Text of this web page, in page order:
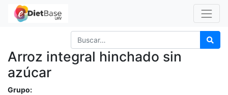
Arroz integral hinchado sin
azúcar
Grupo: